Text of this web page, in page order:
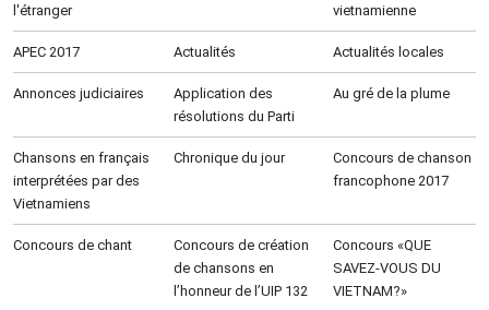
l'étranger
vietnamienne
APEC 2017 Actualités Actualités locales
Annonces judiciaires
Application des
résolutions du Parti
Au gré de la plume
Chansons en français
interprétées par des
Vietnamiens
Chronique du jour
Concours de chanson
francophone 2017
Concours de chant
Concours de création
de chansons en
l’honneur de l’UIP 132
Concours «QUE
SAVEZ-VOUS DU
VIETNAM?»